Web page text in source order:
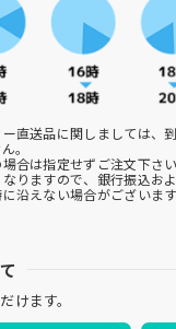
直送品に関しましては、
。
合は指定せずご注文下さい
りますので、銀行振込お
沿えない場合がございます
けます。